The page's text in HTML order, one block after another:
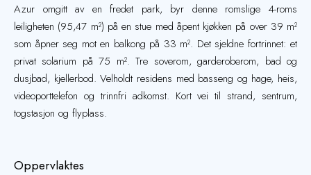
Azur omgitt av en fredet park, byr denne romslige 4-roms
leiligheten (95,47 m²) på en stue med åpent kjøkken på over 39 m²
som åpner seg mot en balkong på 33 m². Det sjeldne fortrinnet: et
privat solarium på 75 m². Tre soverom, garderoberom, bad og
dusjbad, kjellerbod. Velholdt residens med basseng og hage, heis,
videoporttelefon og trinnfri adkomst. Kort vei til strand, sentrum,
togstasjon og flyplass.
Oppervlaktes